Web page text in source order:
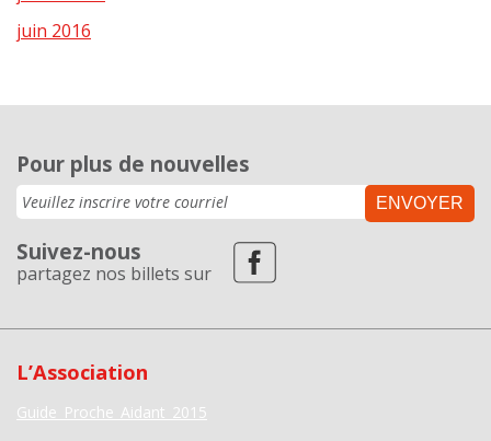
juin 2016
Pour plus de nouvelles
ENVOYER
Suivez-nous
partagez nos billets sur
L’Association
Guide_Proche_Aidant_2015